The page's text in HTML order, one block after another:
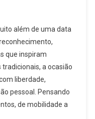
além de uma data
que inspiram
a ocasião
liberdade,
pessoal. Pensando
de mobilidade a